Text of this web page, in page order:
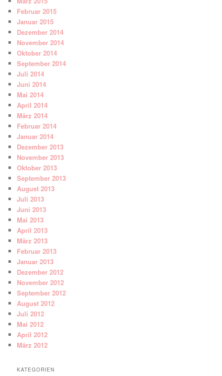
Februar 2015
Januar 2015
Dezember 2014
November 2014
Oktober 2014
September 2014
Juli 2014
Juni 2014
Mai 2014
April 2014
März 2014
Februar 2014
Januar 2014
Dezember 2013
November 2013
Oktober 2013
September 2013
August 2013
Juli 2013
Juni 2013
Mai 2013
April 2013
März 2013
Februar 2013
Januar 2013
Dezember 2012
November 2012
September 2012
August 2012
Juli 2012
Mai 2012
April 2012
März 2012
KATEGORIEN